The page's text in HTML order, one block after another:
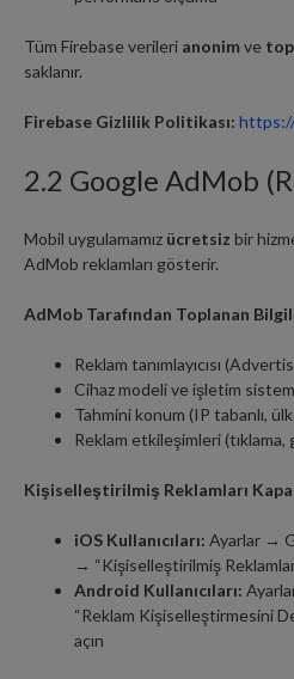
Tüm Firebase verileri anonim ve
saklanır.
Firebase Gizlilik Politikası:
2.2 Google AdMob
Mobil uygulamamız ücretsiz bir
AdMob reklamları gösterir.
AdMob Tarafından Toplanan
Reklam tanımlayıcısı
Cihaz modeli ve işletim
Tahmini konum (IP tabanlı,
Reklam etkileşimleri
Kişiselleştirilmiş Reklamları
iOS Kullanıcıları: Ayarlar →
→ “Kişiselleştirilmiş
Android Kullanıcıları:
“Reklam Kişiselleştirmesini
açın